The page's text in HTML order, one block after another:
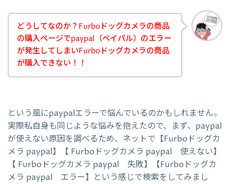
どうしてなのか？Furboドッグカメラの商品
の購入ページでpaypal（ペイパル）のエラー
が発生してしまいFurboドッグカメラの商品
が購入できない！！
という風にpaypalエラーで悩んでいるのかもしれません。
実際私自身も同じような悩みを抱えたので、まず、paypal
が使えない原因を調べるため、ネットで【Furboドッグカ
メラ paypal】【 Furboドッグカメラ paypal 使えない】
【 Furboドッグカメラ paypal 失敗】【Furboドッグカ
メラ paypal エラー】という感じで検索をしてみまし